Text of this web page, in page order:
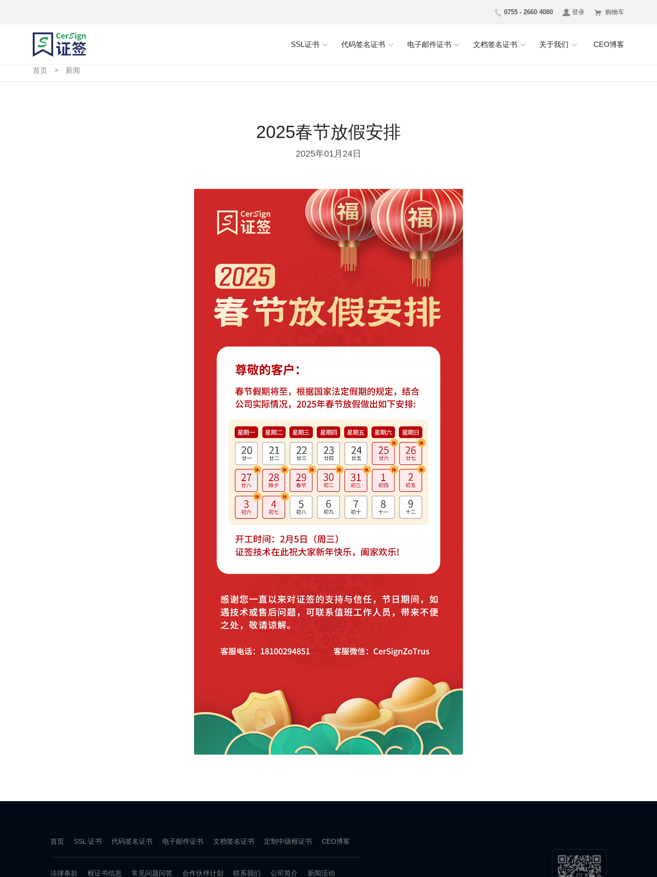
0755 - 2660 4080 登录 购物车
SSL证书 代码签名证书 电子邮件证书 文档签名证书 关于我们 CEO博客
首页 > 新闻
2025春节放假安排
2025年01月24日
首页 SSL 证书 代码签名证书 电子邮件证书 文档签名证书 定制中级根证书 CEO博客
法律条款 根证书信息 常见问题问答 合作伙伴计划 联系我们 公司简介 新闻活动